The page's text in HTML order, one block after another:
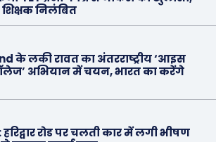
निलंबित
के लकी रावत का अंतरराष्ट्रीय ‘आइस
अभियान में चयन, भारत का करेंगे
रोड पर चलती कार में लगी भीषण